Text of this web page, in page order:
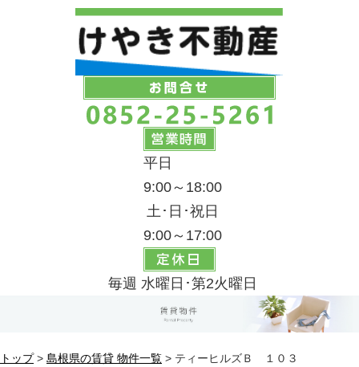
平日
9:00～18:00
土･日･祝日
9:00～17:00
毎週 水曜日･第2火曜日
トップ> 島根県の賃貸 物件一覧 > ティーヒルズＢ １０３